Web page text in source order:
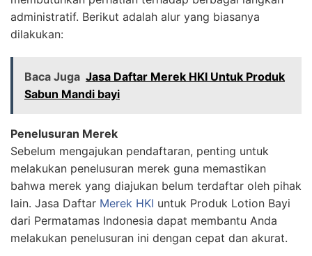
administratif. Berikut adalah alur yang biasanya
dilakukan:
Baca Juga Jasa Daftar Merek HKI Untuk Produk
Sabun Mandi bayi
Penelusuran Merek
Sebelum mengajukan pendaftaran, penting untuk
melakukan penelusuran merek guna memastikan
bahwa merek yang diajukan belum terdaftar oleh pihak
lain. Jasa Daftar Merek HKI untuk Produk Lotion Bayi
dari Permatamas Indonesia dapat membantu Anda
melakukan penelusuran ini dengan cepat dan akurat.